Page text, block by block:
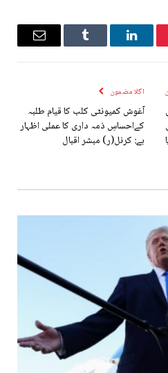
LinkedIn
Tumblr
Email
اگلا مضمون
آغوش کمیونٹی کلب کا قیام طلبہ
کےاحساسِ ذمہ داری کا عملی اظہار
ہے: کرنل(ر) مبشر اقبال